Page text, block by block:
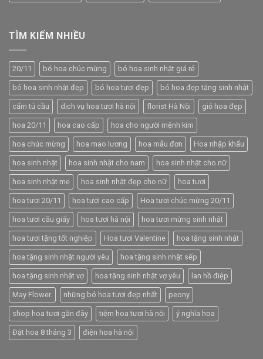
TÌM KIẾM NHIỀU
20/11 bó hoa chúc mừng bó hoa sinh nhật giá rẻ
bó hoa sinh nhật đẹp bó hoa tươi đẹp bó hoa đẹp tặng sinh nhật
cẩm tú cầu dịch vụ hoa tươi hà nội florist Hà Nội giỏ hoa đẹp
hoa 20/11 hoa cao cấp hoa cho người mệnh kim
hoa chúc mừng hoa mao lương hoa mẫu đơn Hoa nhập khẩu
hoa sinh nhật hoa sinh nhật cho nam hoa sinh nhật cho nữ
hoa sinh nhật mẹ hoa sinh nhật đẹp cho nữ hoa tươi
hoa tươi 20/11 hoa tươi cao cấp Hoa tươi chúc mừng 20/11
hoa tươi cầu giấy hoa tươi hà nội hoa tươi mừng sinh nhật
hoa tươi tặng tốt nghiệp Hoa tươi Valentine hoa tặng sinh nhật
hoa tặng sinh nhật người yêu hoa tặng sinh nhật sếp
hoa tặng sinh nhật vợ hoa tặng sinh nhật vợ yêu lan hồ điệp
May Flower. những bó hoa tươi đẹp nhất peony
shop hoa tươi gần đây tiệm hoa tươi hà nội ý nghĩa hoa
Đặt hoa 8 tháng 3 điện hoa hà nội